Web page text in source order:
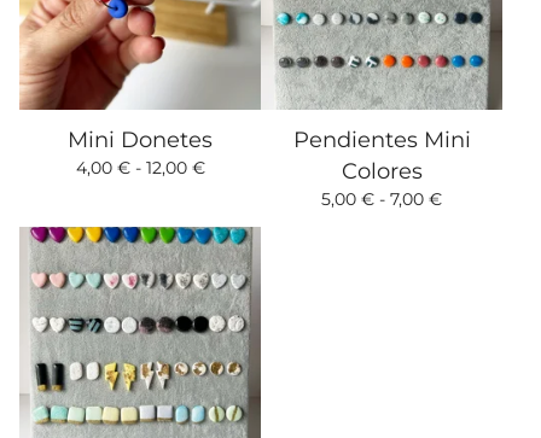
Mini Donetes
4,00 €- 12,00 €
Pendientes Mini
Colores
5,00 € - 7,00 €